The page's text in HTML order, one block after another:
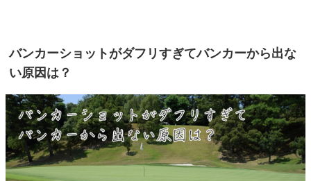
バンカーショットがダフリすぎてバンカーから出な
い原因は？